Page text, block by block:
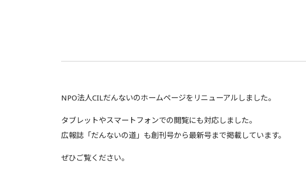
NPO法人CILだんないのホームページをリニューアルしました。
タブレットやスマートフォンでの閲覧にも対応しました。
広報誌「だんないの道」も創刊号から最新号まで掲載しています。
ぜひご覧ください。